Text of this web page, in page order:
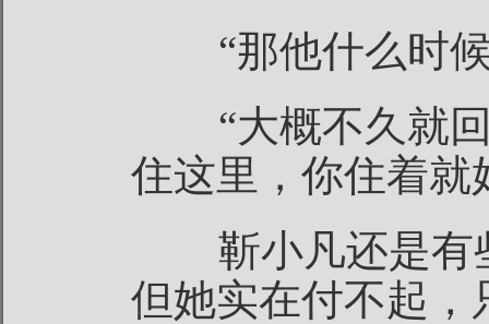
“那他什么时候
“大概不久就回
住这里，你住着就
靳小凡还是有
但她实在付不起，